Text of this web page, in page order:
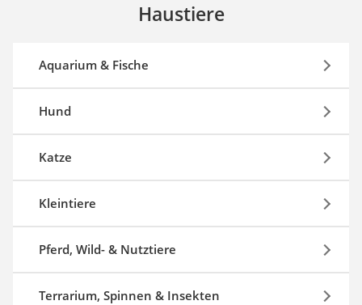
Haustiere
Aquarium & Fische
Hund
Katze
Kleintiere
Pferd, Wild- & Nutztiere
Terrarium, Spinnen & Insekten